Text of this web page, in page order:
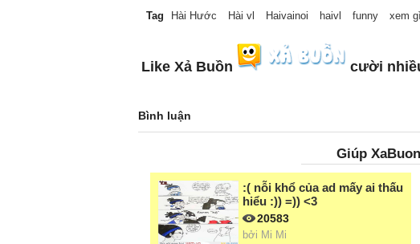
Tag Hài Hước Hài vl Haivainoi haivl funny xem
Like Xả Buồn cười
Bình luận
Giúp
:( nỗi khổ của ad mấy ai thấu
hiểu :)) =)) <3
20583
bởi Mi Mi